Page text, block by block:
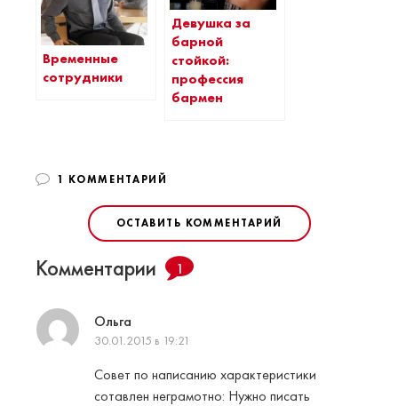
Временные
сотрудники
Девушка за
барной
стойкой:
профессия
бармен
1 КОММЕНТАРИЙ
ОСТАВИТЬ КОММЕНТАРИЙ
Комментарии 1
Ольга
30.01.2015 в 19:21
Совет по написанию характеристики
сотавлен неграмотно: Нужно писать